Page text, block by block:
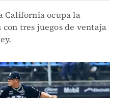
California ocupa la
tres juegos de ventaja